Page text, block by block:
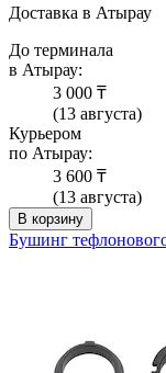
Доставка в Атырау
До терминала
в Атырау:
3 000 ₸
(13 августа)
Курьером
по Атырау:
3 600 ₸
(13 августа)
В корзину
Бушинг